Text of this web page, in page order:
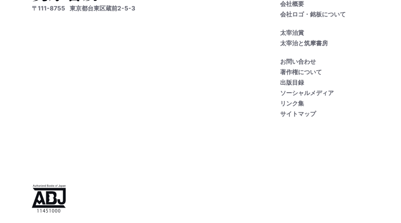
〒111-8755 東京都台東区蔵前2-5-3
会社概要
会社ロゴ・銘板について
太宰治賞
太宰治と筑摩書房
お問い合わせ
著作権について
出版目録
ソーシャルメディア
リンク集
サイトマップ